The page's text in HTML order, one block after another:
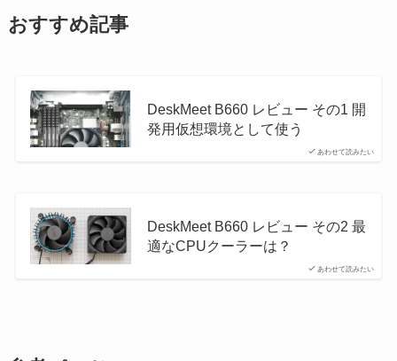
おすすめ記事
あわせて読みたい
DeskMeet B660 レビュー その1 開
発用仮想環境として使う
あわせて読みたい
DeskMeet B660 レビュー その2 最
適なCPUクーラーは？